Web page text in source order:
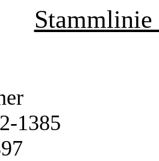
Stammlinie
1385